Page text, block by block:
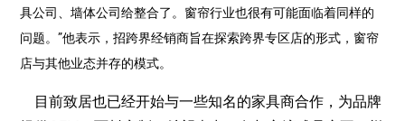
具公司、墙体公司给整合了。窗帘行业也很有可能面临着同样的
问题。”他表示，招跨界经销商旨在探索跨界专区店的形式，窗帘
店与其他业态并存的模式。
目前致居也已经开始与一些知名的家具商合作，为品牌